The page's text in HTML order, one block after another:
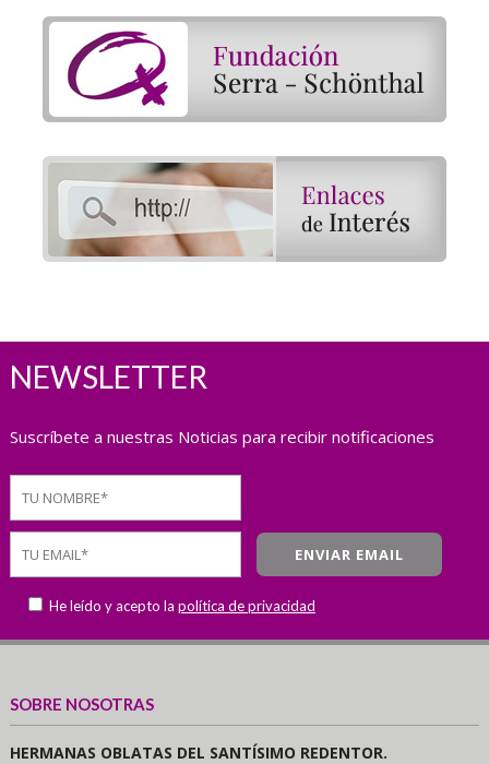
NEWSLETTER
Suscríbete a nuestras Noticias para recibir notificaciones
He leído y acepto la política de privacidad
SOBRE NOSOTRAS
HERMANAS OBLATAS DEL SANTÍSIMO REDENTOR.